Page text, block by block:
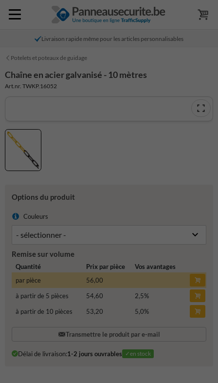
Livraison rapide même pour les articles personnalisables
Potelets et poteaux de guidage
Chaîne en acier galvanisé - 10 mètres
Art.nr. TWKP.16052
Options du produit
Couleurs
Remise sur volume
Quantité Prix par pièce
Vos avantages
par pièce
56,00
à partir de 5 pièces
54,60 2,5%
à partir de 10 pièces
53,20 5,0%
Transmettre le produit par e-mail
Délai de livraison:1-2 jours ouvrables ✓en stock